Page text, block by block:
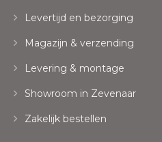
Levertijd en bezorging
Magazijn & verzending
Levering & montage
Showroom in Zevenaar
Zakelijk bestellen